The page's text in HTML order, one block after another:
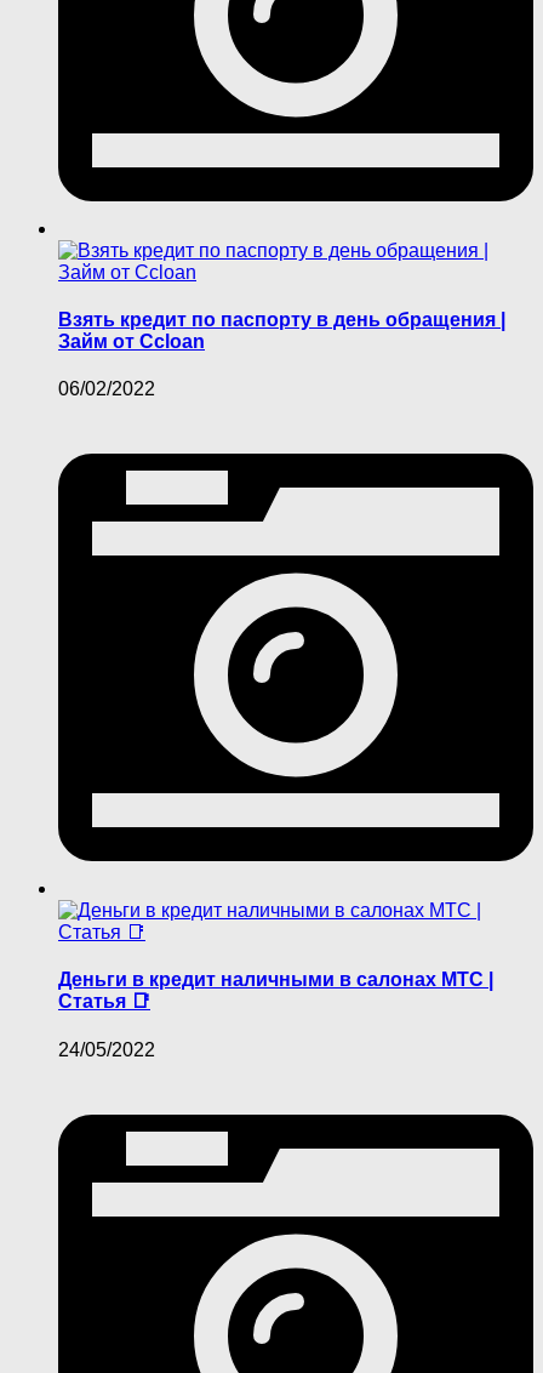
Взять кредит по паспорту в день обращения |
Займ от Ccloan
06/02/2022
Деньги в кредит наличными в салонах МТС |
Статья 📑
24/05/2022